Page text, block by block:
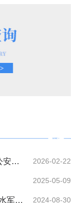
安机
2026-02-22
2025-05-09
军等
2024-08-30